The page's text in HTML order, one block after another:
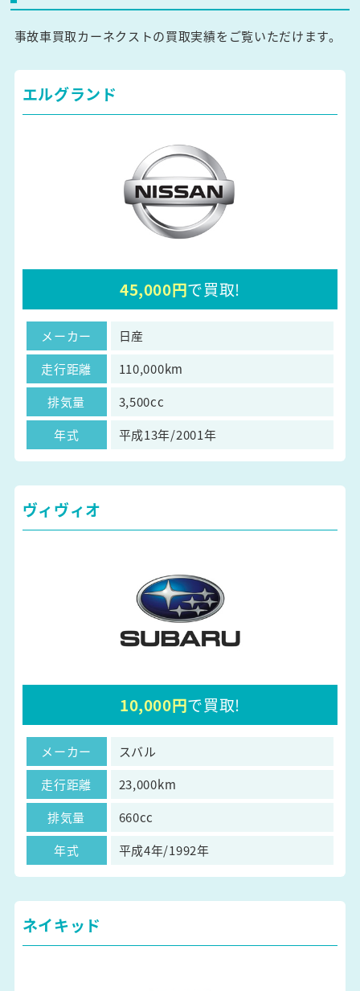
事故車買取カーネクストの買取実績をご覧いただけます。
エルグランド
45,000円で買取!
メーカー
日産
走行距離
110,000km
排気量
3,500cc
年式
平成13年/2001年
ヴィヴィオ
10,000円で買取!
メーカー
スバル
走行距離
23,000km
排気量
660cc
年式
平成4年/1992年
ネイキッド